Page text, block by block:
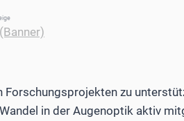
Forschungsprojekten zu
in der Augenoptik aktiv